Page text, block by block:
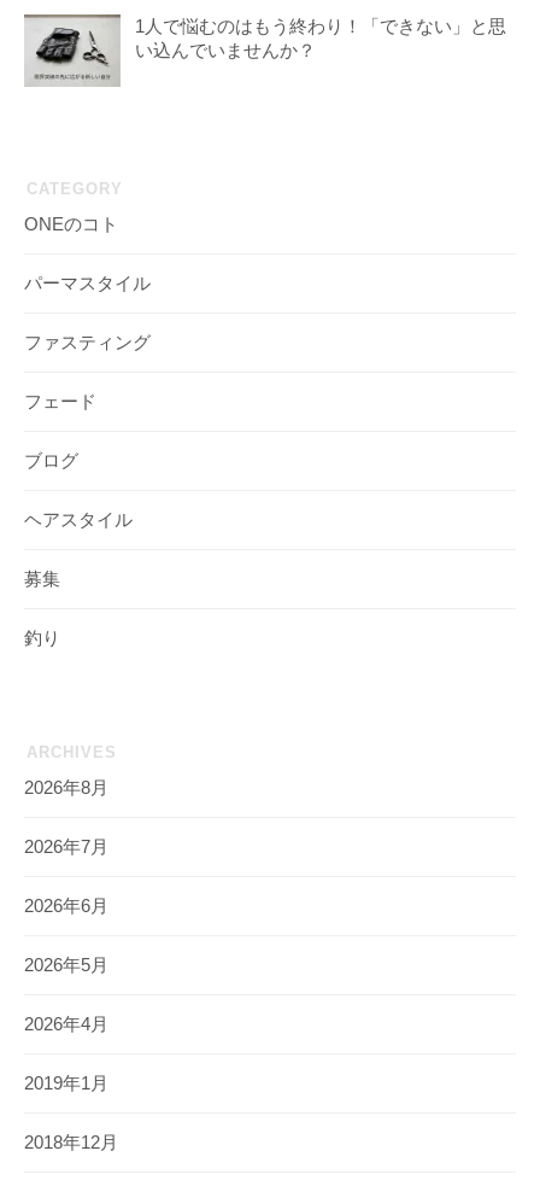
1人で悩むのはもう終わり！「できない」と思
い込んでいませんか？
CATEGORY
ONEのコト
パーマスタイル
ファスティング
フェード
ブログ
ヘアスタイル
募集
釣り
ARCHIVES
2026年8月
2026年7月
2026年6月
2026年5月
2026年4月
2019年1月
2018年12月